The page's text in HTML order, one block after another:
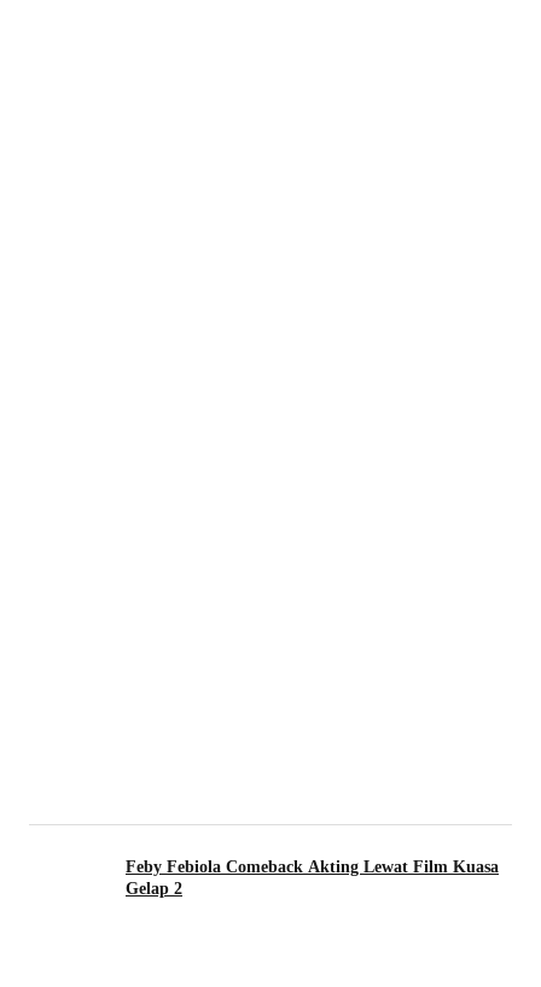
Feby Febiola Comeback Akting Lewat Film Kuasa
Gelap 2